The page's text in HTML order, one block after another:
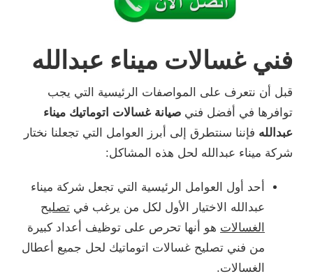
فني غسالات ميناء عبدالله
قبل أن نتعرف على المواصفات الرئيسية التي يجب
توافرها في أفضل فني صيانة غسالات اتوماتيك ميناء
عبدالله فإننا سنتطرق إلى أبرز العوامل التي تجعلنا نختار
شركة ميناء عبدالله لحل هذه المشاكل:
أحد أول العوامل الرئيسية التي تجعل شركة ميناء
عبدالله الاختيار الأول لكل من يرغب في تصليح
الغسالات هو أنها تحرص على توظيف أعداد كبيرة
من فني تصليح غسالات اتوماتيك لحل جميع أعطال
الغسالات.